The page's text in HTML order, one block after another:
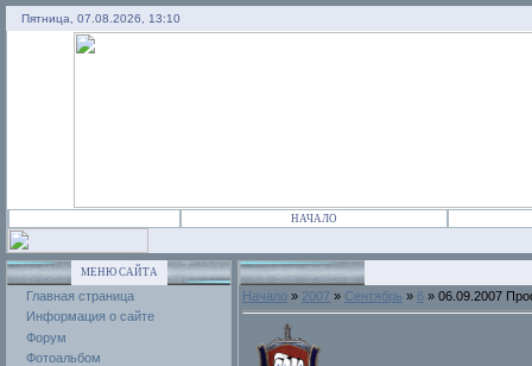
Пятница, 07.08.2026, 13:10
НАЧАЛО
МЕНЮ САЙТА
Главная страница
Информация о сайте
Форум
Фотоальбом
Начало » 2007 » Сентябрь » 6 » 06.09.2007